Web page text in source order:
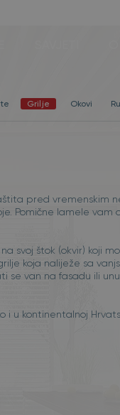
Grilje Okovi
pred vremenskim
Pomične lamele vam
svoj štok (okvir) koji
koja naliježe sa
se van na fasadu ili
i u kontinentalnoj